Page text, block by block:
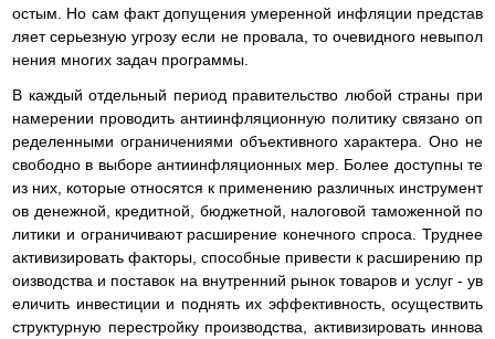
остым. Но сам факт допущения умеренной инфляции представ
ляет серьезную угрозу если не провала, то очевидного невыпол
нения многих задач программы.
В каждый отдельный период правительство любой страны при
намерении проводить антиинфляционную политику связано оп
ределенными ограничениями объективного характера. Оно не
свободно в выборе антиинфляционных мер. Более доступны те
из них, которые относятся к применению различных инструмент
ов денежной, кредитной, бюджетной, налоговой таможенной по
литики и ограничивают расширение конечного спроса. Труднее
активизировать факторы, способные привести к расширению пр
оизводства и поставок на внутренний рынок товаров и услуг - ув
еличить инвестиции и поднять их эффективность, осуществить
структурную перестройку производства, активизировать иннова